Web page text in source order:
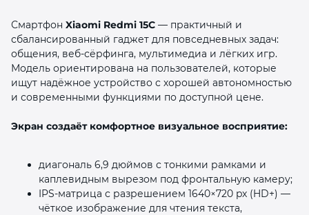
Смартфон Xiaomi Redmi 15C — практичный и
сбалансированный гаджет для повседневных задач:
общения, веб‑сёрфинга, мультимедиа и лёгких игр.
Модель ориентирована на пользователей, которые
ищут надёжное устройство с хорошей автономностью
и современными функциями по доступной цене.
Экран создаёт комфортное визуальное восприятие:
диагональ 6,9 дюймов с тонкими рамками и
каплевидным вырезом под фронтальную камеру;
IPS‑матрица с разрешением 1640×720 px (HD+) —
чёткое изображение для чтения текста,
раз в 2 недели